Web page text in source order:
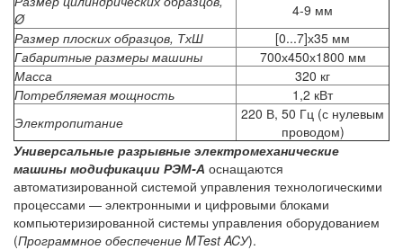
Ø
4-9 мм
Размер плоских образцов, ТхШ
[0...7]х35 мм
Габаритные размеры машины
700х450х1800 мм
Масса
320 кг
Потребляемая мощность
1,2 кВт
Электропитание
220 В, 50 Гц (с нулевым
проводом)
Универсальные разрывные электромеханические
машины модификации РЭМ-А оснащаются
автоматизированной системой управления технологическими
процессами — электронными и цифровыми блоками
компьютеризированной системы управления оборудованием
(Программное обеспечение MTest ACУ).